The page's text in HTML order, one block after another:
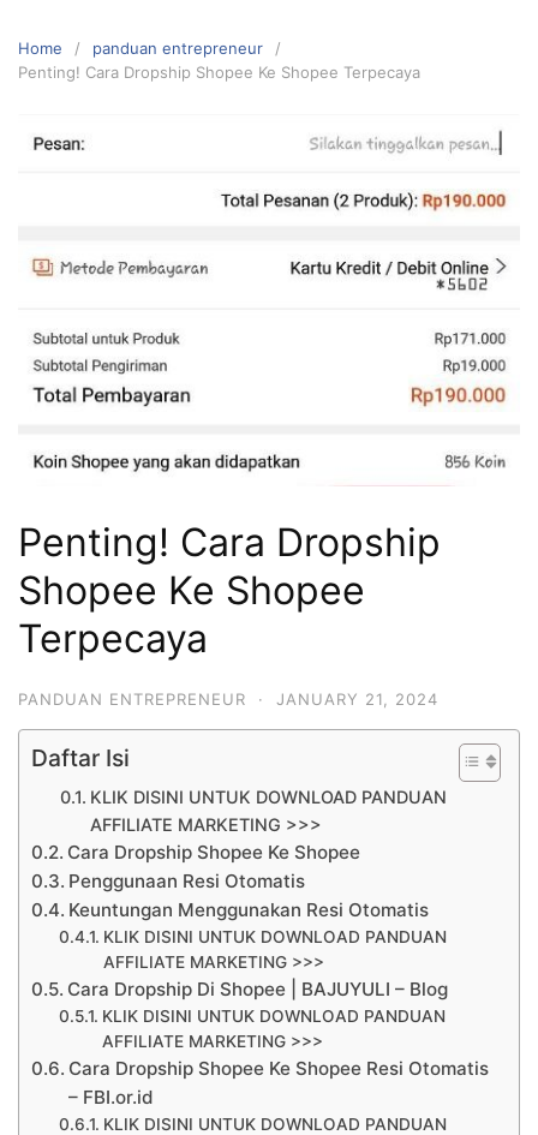
Home
panduan entrepreneur
Penting! Cara Dropship Shopee Ke Shopee Terpecaya
Penting! Cara Dropship
Shopee Ke Shopee
Terpecaya
PANDUAN ENTREPRENEUR · JANUARY 21, 2024
Daftar Isi
KLIK DISINI UNTUK DOWNLOAD PANDUAN
AFFILIATE MARKETING >>>
Cara Dropship Shopee Ke Shopee
Penggunaan Resi Otomatis
Keuntungan Menggunakan Resi Otomatis
KLIK DISINI UNTUK DOWNLOAD PANDUAN
AFFILIATE MARKETING >>>
Cara Dropship Di Shopee | BAJUYULI – Blog
KLIK DISINI UNTUK DOWNLOAD PANDUAN
AFFILIATE MARKETING >>>
Cara Dropship Shopee Ke Shopee Resi Otomatis
– FBI.or.id
KLIK DISINI UNTUK DOWNLOAD PANDUAN